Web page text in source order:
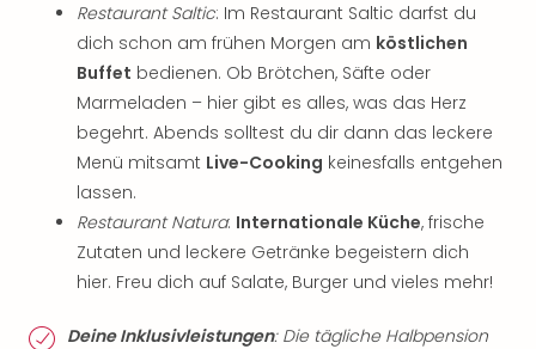
Restaurant Saltic: Im Restaurant Saltic darfst du
dich schon am frühen Morgen am köstlichen
Buffet bedienen. Ob Brötchen, Säfte oder
Marmeladen – hier gibt es alles, was das Herz
begehrt. Abends solltest du dir dann das leckere
Menü mitsamt Live-Cooking keinesfalls entgehen
lassen.
Restaurant Natura: Internationale Küche, frische
Zutaten und leckere Getränke begeistern dich
hier. Freu dich auf Salate, Burger und vieles mehr!
Deine Inklusivleistungen: Die tägliche Halbpension